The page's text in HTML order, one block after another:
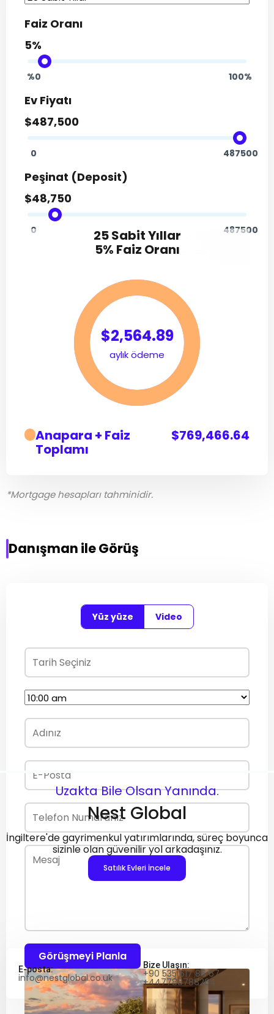
Faiz Oranı
%0 100%
Ev Fiyatı
0 487500
Peşinat (Deposit)
0 487500
25Sabit Yıllar
5% Faiz Oranı
$2,564.89
aylık ödeme
Anapara + Faiz
Toplamı
$769,466.64
*Mortgage hesapları tahminidir.
Danışman ile Görüş
Yüz yüze Video
Görüşmeyi Planla
Uzakta Bile Olsan Yanında.
Nest Global
İngiltere'de gayrimenkul yatırımlarında, süreç boyunca
sizinle olan güvenilir yol arkadaşınız.
Satılık Evleri İncele
E-posta:
info@nestglobal.co.uk
Bize Ulaşın:
+90 535 617 86 67
+447788788264